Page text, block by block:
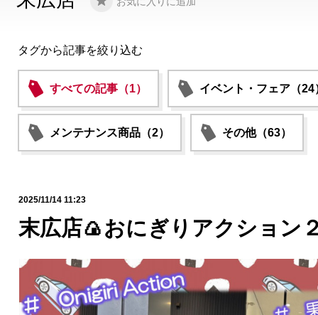
タグから記事を絞り込む
すべての記事（1） イベント・フェア（24
メンテナンス商品（2） その他（63）
2025/11/14 11:23
末広店🍙おにぎりアクション